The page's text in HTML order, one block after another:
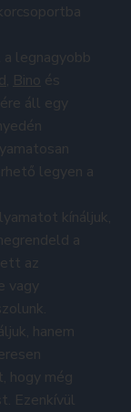
legnagyobb
, Bino és
áll egy
legyen a
kínáljuk,
a
az
vagy
hanem
hogy még
Ezenkívül